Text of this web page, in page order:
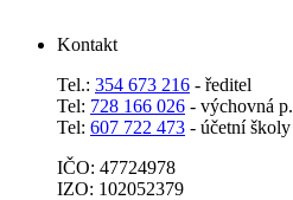
Kontakt
Tel.: 354 673 216 - ředitel
Tel: 728 166 026 - výchovná p.
Tel: 607 722 473 - účetní školy
IČO: 47724978
IZO: 102052379